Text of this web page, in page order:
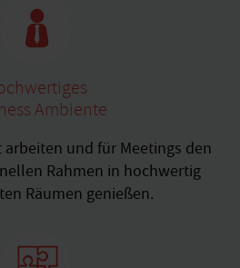
Ambiente
und für Meetings den
Rahmen in hochwertig
Räumen genießen.